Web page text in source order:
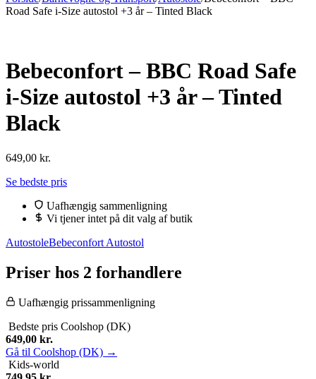
Road Safe i-Size autostol +3 år – Tinted Black
Bebeconfort – BBC Road Safe
i-Size autostol +3 år – Tinted
Black
649,00 kr.
Se bedste pris
Uafhængig sammenligning
Vi tjener intet på dit valg af butik
AutostoleBebeconfort Autostol
Priser hos 2 forhandlere
Uafhængig prissammenligning
Bedste pris Coolshop (DK)
649,00 kr.
Gå til Coolshop (DK) →
Kids-world